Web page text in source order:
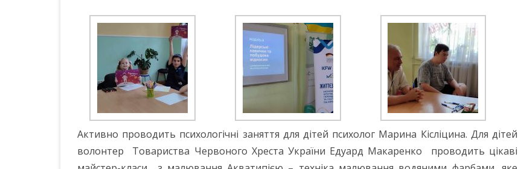
Активно проводить психологічні заняття для дітей психолог Марина Кісліцина. Для дітей
волонтер Товариства Червоного Хреста України Едуард Макаренко проводить цікаві